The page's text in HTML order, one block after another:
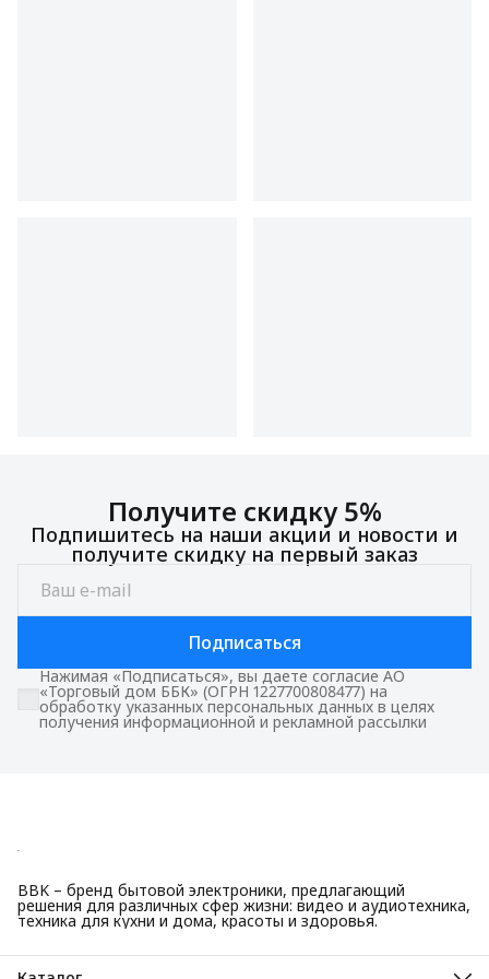
Получите скидку 5%
Подпишитесь на наши акции и новости и
получите скидку на первый заказ
Подписаться
Нажимая «Подписаться», вы даете согласие АО
«Торговый дом ББК» (ОГРН 1227700808477) на
обработку указанных персональных данных в целях
получения информационной и рекламной рассылки
BBK – бренд бытовой электроники, предлагающий
решения для различных сфер жизни: видео и аудиотехника,
техника для кухни и дома, красоты и здоровья.